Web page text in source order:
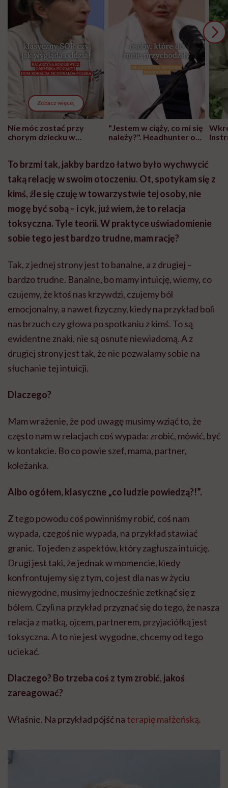
Zobacz więcej
Nie móc zostać przy
chorym dziecku w
może chyba tylko
głupota i brak
wyobraźni"
"Jestem w ciąży, co mi się
należy?". Headhunter o
pracy
To brzmi tak, jakby bardzo łatwo było wychwycić
taką relację w swoim otoczeniu. Ot, spotykam się z
kimś, źle się czuję w towarzystwie tej osoby, nie
mogę być sobą – i cyk, już wiem, że to relacja
toksyczna. Tyle teorii. W praktyce uświadomienie
sobie tego jest bardzo trudne, mam rację?
Tak, z jednej strony jest to banalne, a z drugiej –
bardzo trudne. Banalne, bo mamy intuicję, wiemy, co
czujemy, że ktoś nas krzywdzi, czujemy ból
emocjonalny, a nawet fizyczny, kiedy na przykład boli
nas brzuch czy głowa po spotkaniu z kimś. To są
ewidentne znaki, nie są osnute niewiadomą. A z
drugiej strony jest tak, że nie pozwalamy sobie na
słuchanie tej intuicji.
Dlaczego?
Mam wrażenie, że pod uwagę musimy wziąć to, że
często nam w relacjach coś wypada: zrobić, mówić, być
w kontakcie. Bo co powie szef, mama, partner,
koleżanka.
Albo ogółem, klasyczne „co ludzie powiedzą?!”.
Z tego powodu coś powinniśmy robić, coś nam
wypada, czegoś nie wypada, na przykład stawiać
granic. To jeden z aspektów, który zagłusza intuicję.
Drugi jest taki, że jednak w momencie, kiedy
konfrontujemy się z tym, co jest dla nas w życiu
niewygodne, musimy jednocześnie zetknąć się z
bólem. Czyli na przykład przyznać się do tego, że nasza
relacja z matką, ojcem, partnerem, przyjaciółką jest
toksyczna. A to nie jest wygodne, chcemy od tego
uciekać.
Dlaczego? Bo trzeba coś z tym zrobić, jakoś
zareagować?
Właśnie. Na przykład pójść naterapię małżeńską.